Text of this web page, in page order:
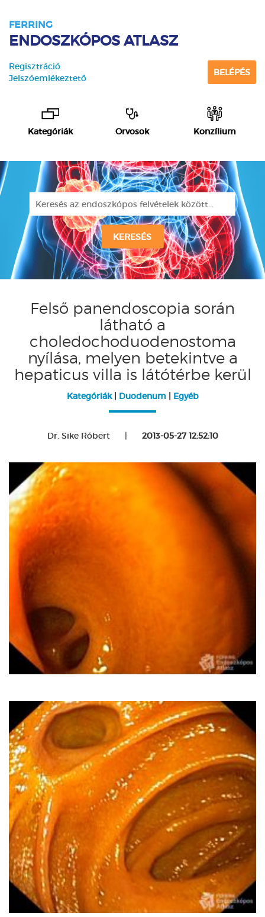
FERRING
ENDOSZKÓPOS ATLASZ
Regisztráció
Jelszóemlékeztető
BELÉPÉS
Kategóriák Orvosok Konzílium
Felső panendoscopia során
látható a
choledochoduodenostoma
nyílása, melyen betekintve a
hepaticus villa is látótérbe kerül
Kategóriák| Duodenum| Egyéb
Dr. Sike Róbert | 2013-05-27 12:52:10